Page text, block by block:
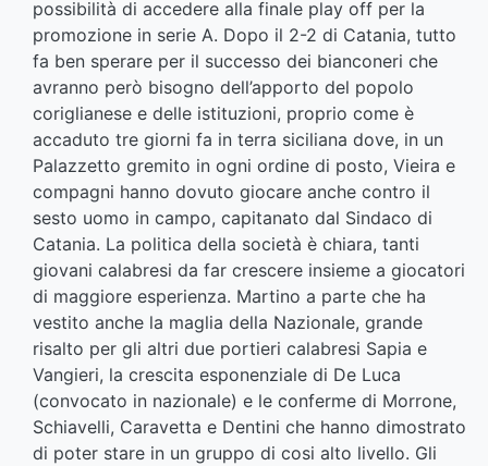
possibilità di accedere alla finale play off per la
promozione in serie A. Dopo il 2-2 di Catania, tutto
fa ben sperare per il successo dei bianconeri che
avranno però bisogno dell’apporto del popolo
coriglianese e delle istituzioni, proprio come è
accaduto tre giorni fa in terra siciliana dove, in un
Palazzetto gremito in ogni ordine di posto, Vieira e
compagni hanno dovuto giocare anche contro il
sesto uomo in campo, capitanato dal Sindaco di
Catania. La politica della società è chiara, tanti
giovani calabresi da far crescere insieme a giocatori
di maggiore esperienza. Martino a parte che ha
vestito anche la maglia della Nazionale, grande
risalto per gli altri due portieri calabresi Sapia e
Vangieri, la crescita esponenziale di De Luca
(convocato in nazionale) e le conferme di Morrone,
Schiavelli, Caravetta e Dentini che hanno dimostrato
di poter stare in un gruppo di cosi alto livello. Gli